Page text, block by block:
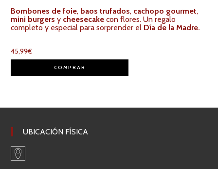
Bombones de foie, baos trufados, cachopo gourmet,
mini burgers y cheesecake con flores. Un regalo
completo y especial para sorprender el Día de la Madre.
45,99€
COMPRAR
UBICACIÓN FÍSICA